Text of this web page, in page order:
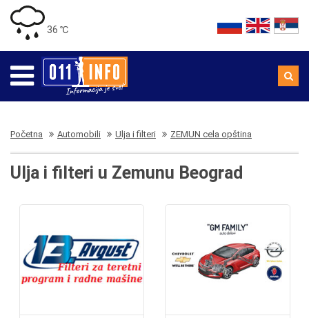
36 ℃
Početna Automobili Ulja i filteri ZEMUN cela opština
Ulja i filteri u Zemunu Beograd